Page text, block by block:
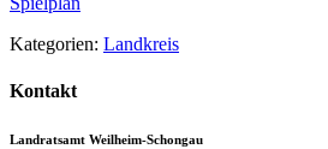
Kategorien: Landkreis
Kontakt
Landratsamt Weilheim-Schongau